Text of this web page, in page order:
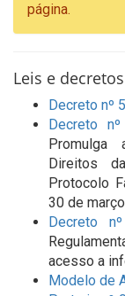
página.
Leis e
Decreto nº
Decreto
Promulga
Direitos
Protocolo
30 de
Decreto
acesso a
Modelo de